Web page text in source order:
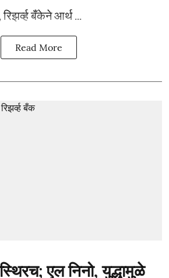
बँकेने आर्थ ...
Read More
एल निनो, युद्धामुळे